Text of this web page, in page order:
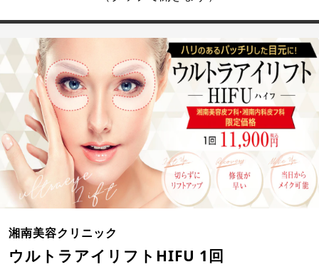
湘南美容クリニック
ウルトラアイリフトHIFU 1回